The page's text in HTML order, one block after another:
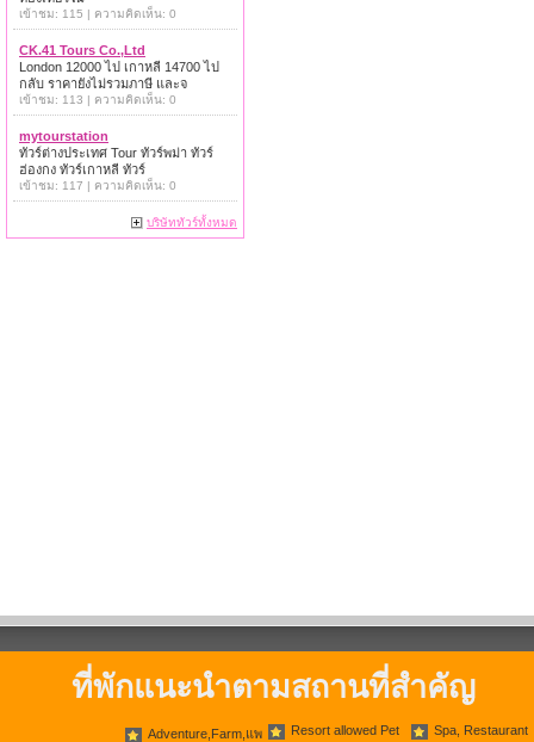
เข้าชม: 115 | ความคิดเห็น: 0
CK.41 Tours Co.,Ltd
London 12000 ไป เกาหลี 14700 ไป
กลับ ราคายังไม่รวมภาษี และจ
เข้าชม: 113 | ความคิดเห็น: 0
mytourstation
ทัวร์ต่างประเทศ Tour ทัวร์พม่า ทัวร์
ฮ่องกง ทัวร์เกาหลี ทัวร์
เข้าชม: 117 | ความคิดเห็น: 0
บริษัททัวร์ทั้งหมด
ที่พักแนะนำตามสถานที่สำคัญ
Adventure,Farm,แพ Resort allowed Pet Spa, Restaurant